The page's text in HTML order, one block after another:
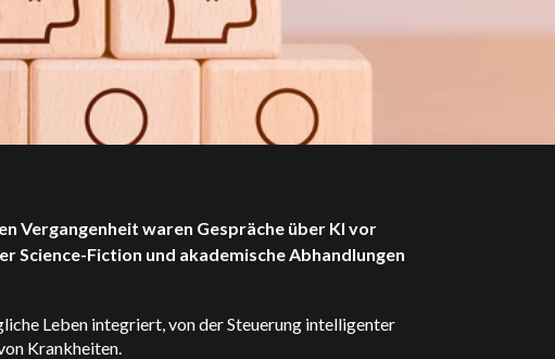
Vergangenheit waren Gespräche über KI vor
Science-Fiction und akademische Abhandlungen
Leben integriert, von der Steuerung intelligenter
Krankheiten.